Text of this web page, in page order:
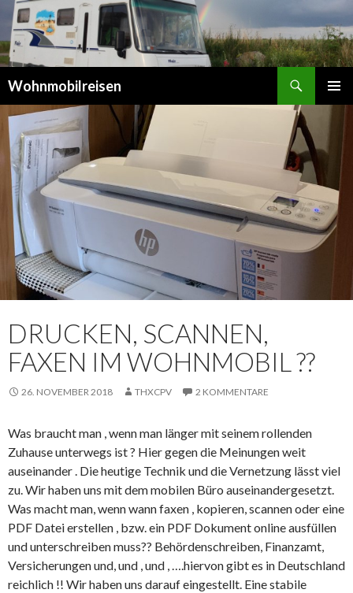
Wohnmobilreisen
ZUM
INHALT
DRUCKEN, SCANNEN,
FAXEN IM WOHNMOBIL ??
26. NOVEMBER 2018 THXCPV 2 KOMMENTARE
Was braucht man , wenn man länger mit seinem rollenden
Zuhause unterwegs ist ? Hier gegen die Meinungen weit
auseinander . Die heutige Technik und die Vernetzung lässt viel
zu. Wir haben uns mit dem mobilen Büro auseinandergesetzt.
Was macht man, wenn wann faxen , kopieren, scannen oder eine
PDF Datei erstellen , bzw. ein PDF Dokument online ausfüllen
und unterschreiben muss?? Behördenschreiben, Finanzamt,
Versicherungen und, und , und , ….hiervon gibt es in Deutschland
reichlich !! Wir haben uns darauf eingestellt. Eine stabile